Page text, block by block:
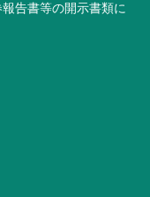
告書等の開示書類に